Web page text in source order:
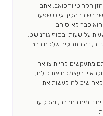
הקריטי והכואב. אתם
בתהליך גיוס שפעם
כבר לא סוחב.
על שעות ובסוף גורנישט.
זה התהליך שלכם ברב
מתעקשים להיות צוואר
בעצמכם את כולם,
שיכולה לעשות את
דומים בחברה, והכל ענין